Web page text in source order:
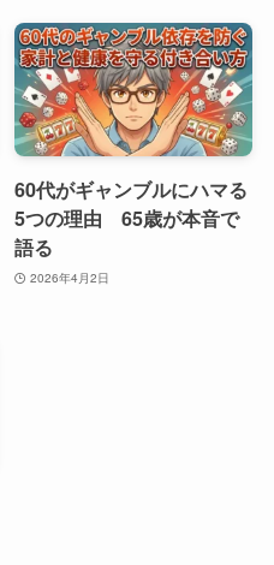
60代がギャンブルにハマる
5つの理由 65歳が本音で
語る
2026年4月2日